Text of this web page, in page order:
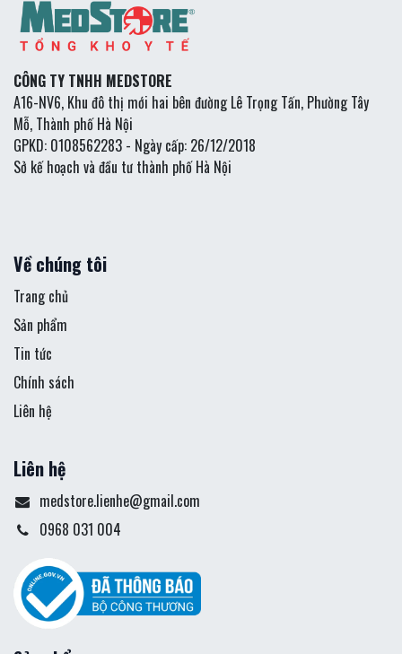
CÔNG TY TNHH MEDSTORE
A16-NV6, Khu đô thị mới hai bên đường Lê Trọng Tấn, Phường Tây
Mỗ, Thành phố Hà Nội
GPKD: 0108562283 - Ngày cấp: 26/12/2018
Sở kế hoạch và đầu tư thành phố Hà Nội
Về chúng tôi
Trang chủ
Sản phẩm
Tin tức
Chính sách
Liên hệ
Liên hệ
medstore.lienhe@gmail.com
0968 031 004